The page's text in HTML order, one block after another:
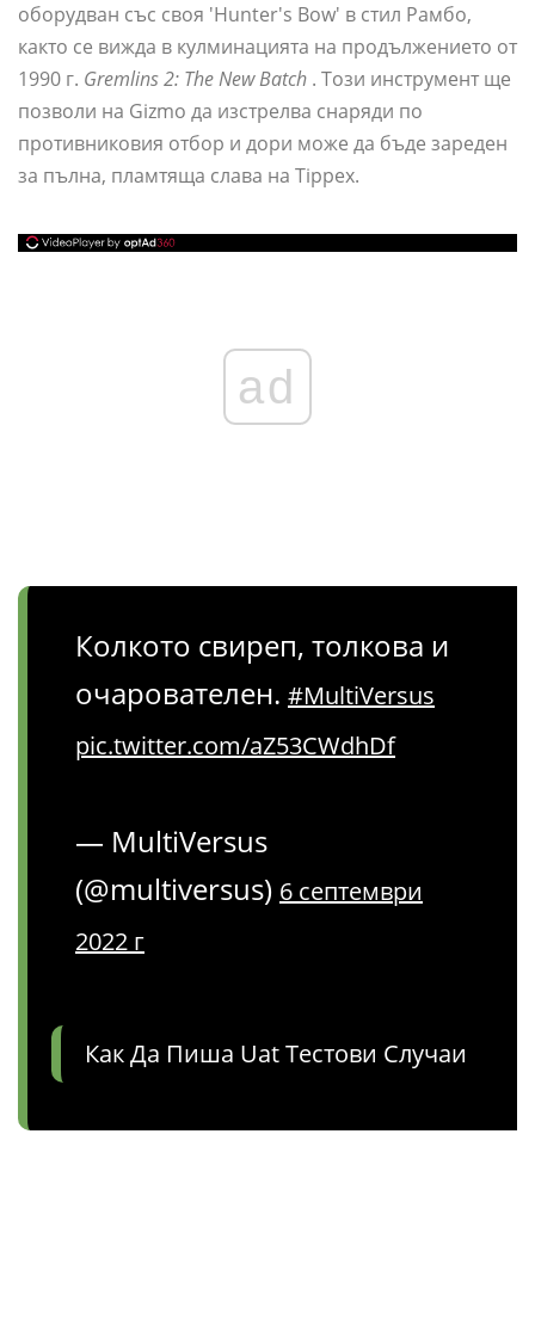
оборудван със своя 'Hunter's Bow' в стил Рамбо,
както се вижда в кулминацията на продължението от
1990 г. Gremlins 2: The New Batch . Този инструмент ще
позволи на Gizmo да изстрелва снаряди по
противниковия отбор и дори може да бъде зареден
за пълна, пламтяща слава на Tippex.
ad
Колкото свиреп, толкова и
очарователен. #MultiVersus
pic.twitter.com/aZ53CWdhDf
— MultiVersus
(@multiversus) 6 септември
2022 г
Как Да Пиша Uat Тестови Случаи